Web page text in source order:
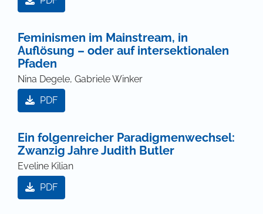
Feminismen im Mainstream, in
Auflösung – oder auf intersektionalen
Pfaden
Nina Degele, Gabriele Winker
PDF
Ein folgenreicher Paradigmenwechsel:
Zwanzig Jahre Judith Butler
Eveline Kilian
PDF